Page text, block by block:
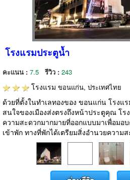
โรงแรมประตูน้ำ
คะแนน : 7.5 รีวิว : 243
โรงแรม ขอนแก่น, ประเทศไทย
ด้วยที่ตั้งในทำเลทองของ ขอนแก่น โรงแ
สนใจของเมืองส่งตรงถึงหน้าประตูคุณ โ
ความสะดวกมากมายที่ออกแบบมาเพื่อมอ
เข้าพัก ทางที่พักได้เตรียมสิ่งอำนวยความ